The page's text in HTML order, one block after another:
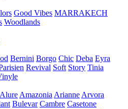
Good Vibes MARRAKECH
Woodlands
Bernini Borgo Chic Deba Eyra
Revival Soft Story Tinia
Alure Amazonia Arianne Arvora
Bulevar Cambre Casetone